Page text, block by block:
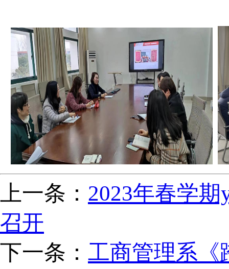
上一条： 2023年春学
召开
下一条： 工商管理系《